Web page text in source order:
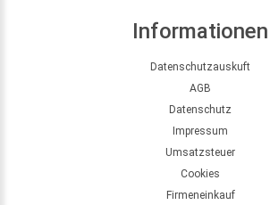
Informationen
Datenschutzauskuft
AGB
Datenschutz
Impressum
Umsatzsteuer
Cookies
Firmeneinkauf